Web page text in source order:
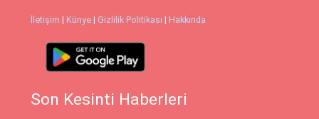
İletişim | Künye | Gizlilik Politikası | Hakkında
Son Kesinti Haberleri